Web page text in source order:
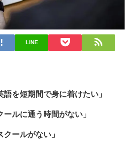
LINE
語を短期間で身に着けたい」
ールに通う時間がない」
クールがない」